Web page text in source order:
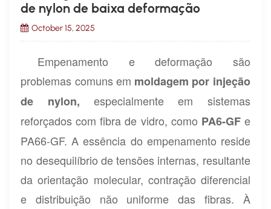
de nylon de baixa deformação
October 15, 2025
Empenamento e deformação são
problemas comuns em moldagem por injeção
de nylon, especialmente em sistemas
reforçados com fibra de vidro, como PA6-GFe
PA66-GF. A essência do empenamento reside
no desequilíbrio de tensões internas, resultante
da orientação molecular, contração diferencial
e distribuição não uniforme das fibras. À